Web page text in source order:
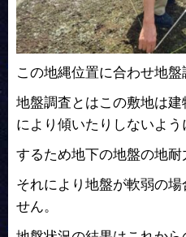
この地縄位置に合わせ地盤
地盤調査とはこの敷地は
により傾いたりしないよう
するため地下の地盤の地耐
それにより地盤が軟弱の
せん。